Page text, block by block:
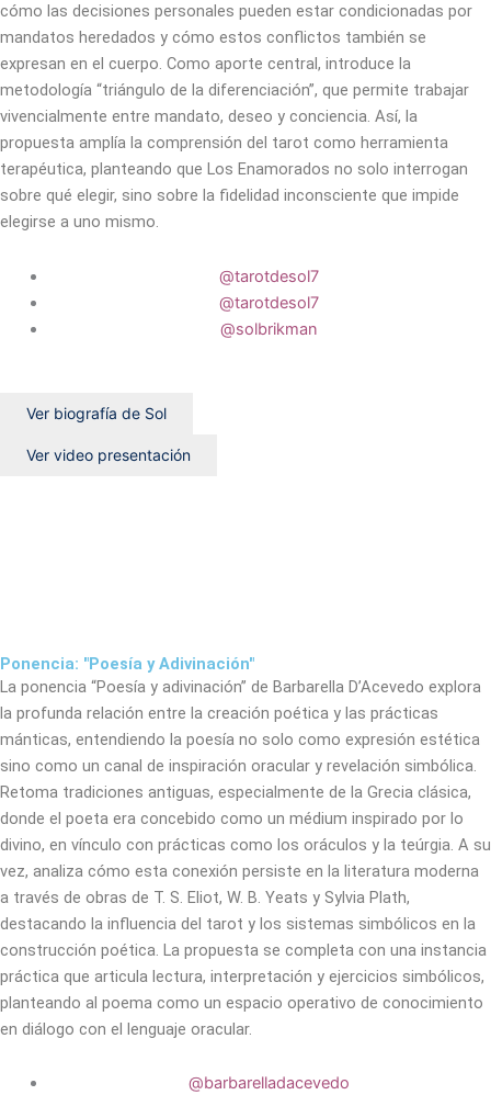
cómo las decisiones personales pueden estar condicionadas por
mandatos heredados y cómo estos conflictos también se
expresan en el cuerpo. Como aporte central, introduce la
metodología “triángulo de la diferenciación”, que permite trabajar
vivencialmente entre mandato, deseo y conciencia. Así, la
propuesta amplía la comprensión del tarot como herramienta
terapéutica, planteando que Los Enamorados no solo interrogan
sobre qué elegir, sino sobre la fidelidad inconsciente que impide
elegirse a uno mismo.
@tarotdesol7
@tarotdesol7
@solbrikman
Ver biografía de Sol
Ver video presentación
Ponencia: "Poesía y Adivinación"
La ponencia “Poesía y adivinación” de Barbarella D’Acevedo explora
la profunda relación entre la creación poética y las prácticas
mánticas, entendiendo la poesía no solo como expresión estética
sino como un canal de inspiración oracular y revelación simbólica.
Retoma tradiciones antiguas, especialmente de la Grecia clásica,
donde el poeta era concebido como un médium inspirado por lo
divino, en vínculo con prácticas como los oráculos y la teúrgia. A su
vez, analiza cómo esta conexión persiste en la literatura moderna
a través de obras de T. S. Eliot, W. B. Yeats y Sylvia Plath,
destacando la influencia del tarot y los sistemas simbólicos en la
construcción poética. La propuesta se completa con una instancia
práctica que articula lectura, interpretación y ejercicios simbólicos,
planteando al poema como un espacio operativo de conocimiento
en diálogo con el lenguaje oracular.
@barbarelladacevedo